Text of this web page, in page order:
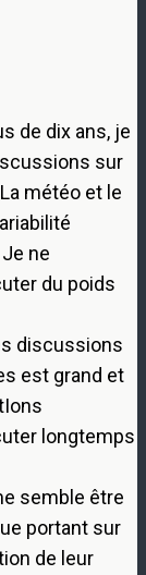
de dix ans, je
sur
météo et le
ne
du poids
discussions
est grand et
longtemps
semble être
portant sur
de leur